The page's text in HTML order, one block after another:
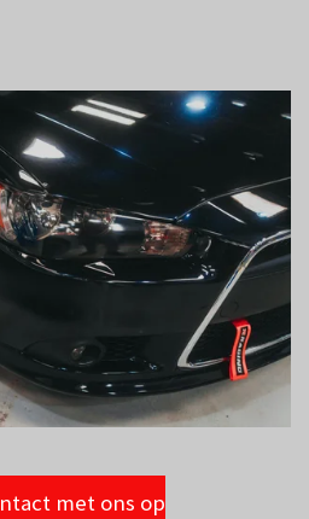
met ons op